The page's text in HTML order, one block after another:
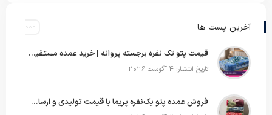
آخرین پست ها
قیمت پتو تک نفره برجسته پروانه | خرید عمده مستقیم با بهترین قیمت بازار
تاریخ انتشار: 4 آگوست 2026
فروش عمده پتو یک‌نفره پریما با قیمت تولیدی و ارسال به سراسر کشور